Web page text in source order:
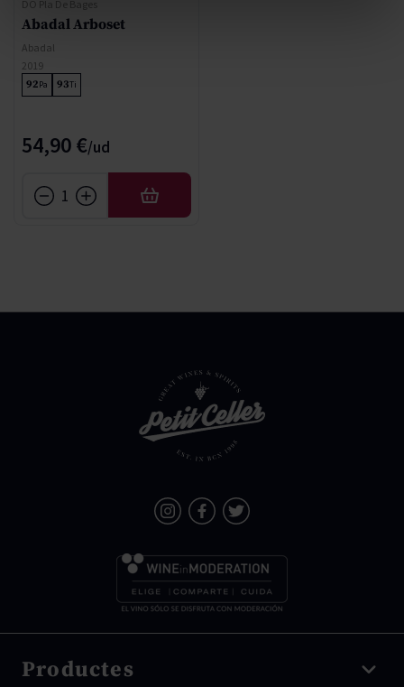
DO Pla De Bages
Abadal Arboset
Abadal
2019
92Pa 93Ti
54,90 €
AFEGIR
Productes